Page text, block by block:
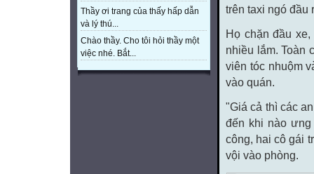
Thầy ơi trang của thấy hấp dẫn
và lý thú...
Chào thầy. Cho tôi hỏi thầy một
việc nhé. Bắt...
trên taxi ngó đầu
Họ chặn đầu
nhiều lắm. Toàn
viên tóc nhuộm
vào quán.
"Giá cả thì các
đến khi nào ưng
công, hai cô gái
vội vào phòng.